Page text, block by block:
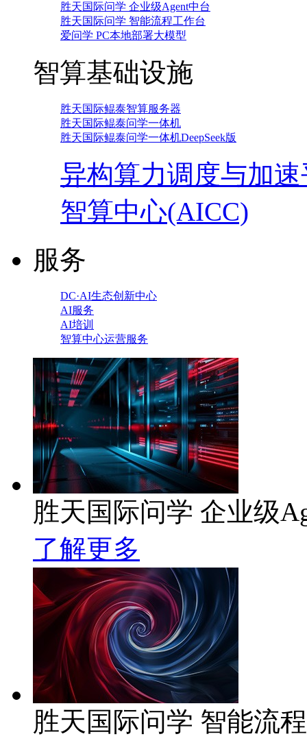
胜天国际问学 企业级Agent中台
胜天国际问学 智能流程工作台
爱问学 PC本地部署大模型
智算基础设施
胜天国际鲲泰智算服务器
胜天国际鲲泰问学一体机
胜天国际鲲泰问学一体机DeepSeek版
异构算力调度与加
智算中心(AICC)
服务
DC·AI生态创新中心
AI服务
AI培训
智算中心运营服务
胜天国际问学 企业级
了解更多
胜天国际问学 智能流